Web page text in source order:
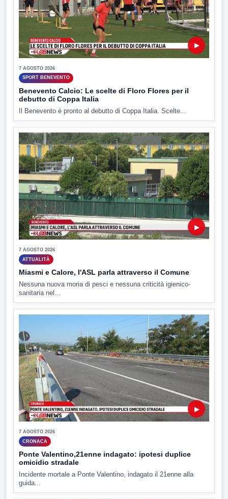
▶
7 AGOSTO 2026
SPORT BENEVENTO
Benevento Calcio: Le scelte di Floro Flores per il
debutto di Coppa Italia
Il Benevento è pronto al debutto di Coppa Italia. Scelte...
▶
7 AGOSTO 2026
ATTUALITÀ
Miasmi e Calore, l'ASL parla attraverso il Comune
Nessuna nuova moria di pesci e nessuna criticità igienico-
sanitaria nel...
▶
7 AGOSTO 2026
CRONACA
Ponte Valentino,21enne indagato: ipotesi duplice
omicidio stradale
Incidente mortale a Ponte Valentino, indagato il 21enne alla
guida...